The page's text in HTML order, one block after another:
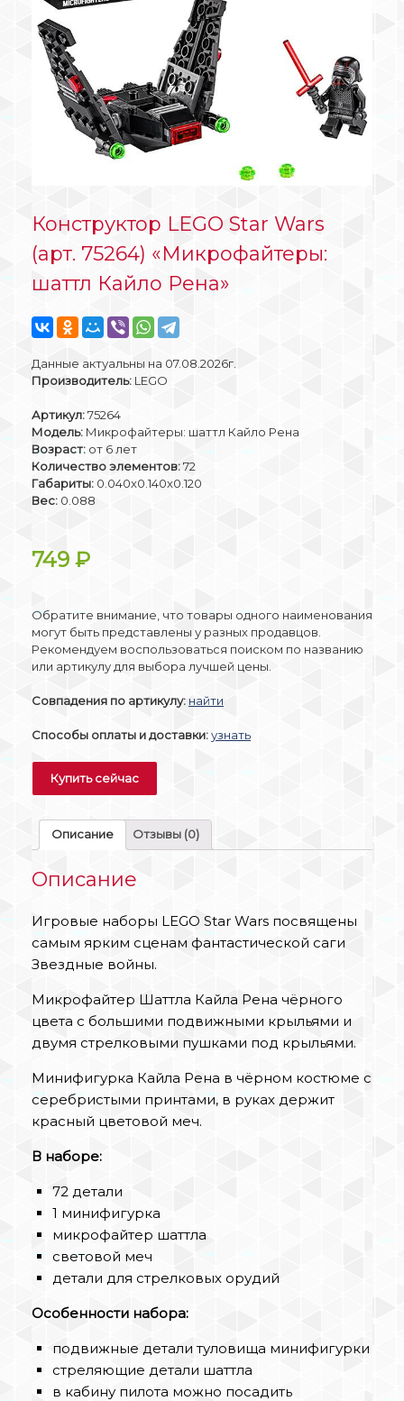
Конструктор LEGO Star Wars
(арт. 75264) «Микрофайтеры:
шаттл Кайло Рена»
Данные актуальны на 07.08.2026г.
Производитель: LEGO
Артикул:75264
Модель: Микрофайтеры: шаттл Кайло Рена
Возраст: от 6 лет
Количество элементов:72
Габариты: 0.040x0.140x0.120
Вес: 0.088
749 ₽
Обратите внимание, что товары одного наименования
могут быть представлены у разных продавцов.
Рекомендуем воспользоваться поиском по названию
или артикулу для выбора лучшей цены.
Совпадения по артикулу: найти
Способы оплаты и доставки:узнать
Купить сейчас
Описание Отзывы (0)
Описание
Игровые наборы LEGO Star Wars посвящены
самым ярким сценам фантастической саги
Звездные войны.
Микрофайтер Шаттла Кайла Рена чёрного
цвета с большими подвижными крыльями и
двумя стрелковыми пушками под крыльями.
Минифигурка Кайла Рена в чёрном костюме с
серебристыми принтами, в руках держит
красный цветовой меч.
В наборе:
72 детали
1 минифигурка
микрофайтер шаттла
световой меч
детали для стрелковых орудий
Особенности набора:
подвижные детали туловища минифигурки
стреляющие детали шаттла
в кабину пилота можно посадить